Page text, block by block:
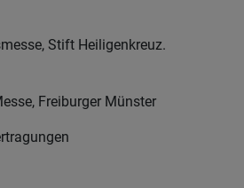
Stift Heiligenkreuz.
Freiburger Münster